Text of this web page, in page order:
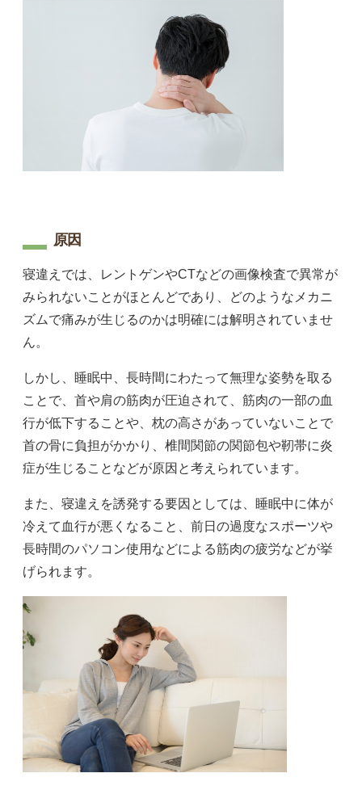
原因
寝違えでは、レントゲンやCTなどの画像検査で異常が
みられないことがほとんどであり、どのようなメカニ
ズムで痛みが生じるのかは明確には解明されていませ
ん。
しかし、睡眠中、長時間にわたって無理な姿勢を取る
ことで、首や肩の筋肉が圧迫されて、筋肉の一部の血
行が低下することや、枕の高さがあっていないことで
首の骨に負担がかかり、椎間関節の関節包や靭帯に炎
症が生じることなどが原因と考えられています。
また、寝違えを誘発する要因としては、睡眠中に体が
冷えて血行が悪くなること、前日の過度なスポーツや
長時間のパソコン使用などによる筋肉の疲労などが挙
げられます。